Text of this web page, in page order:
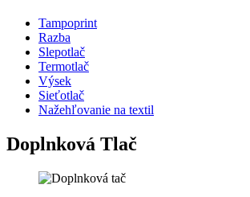
Tampoprint
Razba
Slepotlač
Termotlač
Výsek
Sieťotlač
Nažehľovanie na textil
Doplnková Tlač